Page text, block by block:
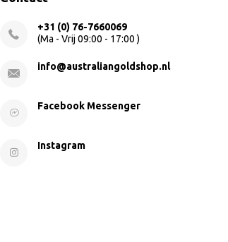
+31 (0) 76-7660069
(Ma - Vrij 09:00 - 17:00 )
info@australiangoldshop.nl
Facebook Messenger
Instagram